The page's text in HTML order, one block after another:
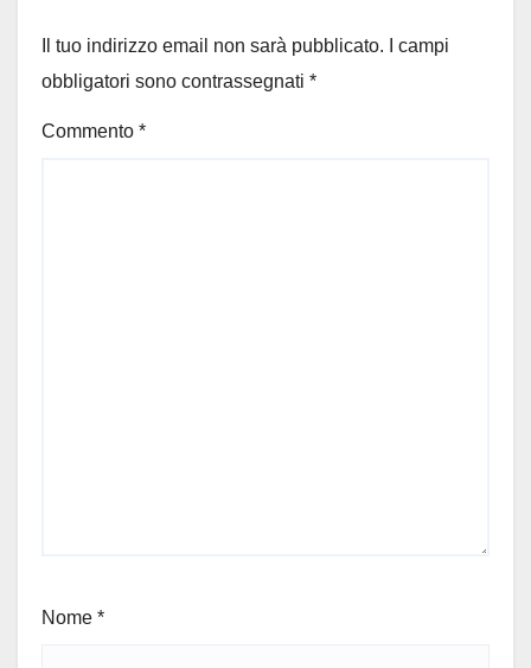
Il tuo indirizzo email non sarà pubblicato.
I campi
obbligatori sono contrassegnati *
Commento *
Nome *